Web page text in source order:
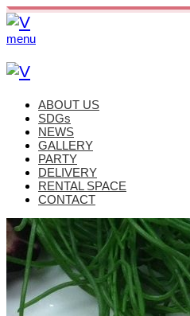
menu
ABOUT US
SDGs
NEWS
GALLERY
PARTY
DELIVERY
RENTAL SPACE
CONTACT